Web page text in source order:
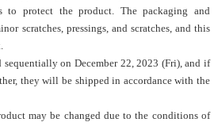
to protect the product. The packaging and
scratches, pressings, and scratches, and this
on December 22, 2023 (Fri), and if
they will be shipped in accordance with the
may be changed due to the conditions of